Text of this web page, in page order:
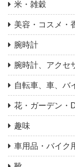
米・雑穀
美容・コスメ・
腕時計
腕時計、アクセ
自転車、車、バ
花・ガーデン・
趣味
車用品・バイク